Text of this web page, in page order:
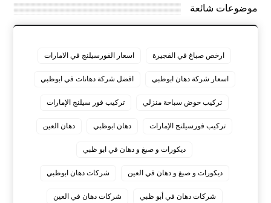
موضوعات شائعة
ارخص صباغ في الفجيرة اسعار الفورسيلنج في الامارات
اسعار شركة دهان ابوظبي افضل شركة دهانات في ابوظبي
تركيب حوض سباحة منزلي تركيب فور سيلنج الإمارات
تركيب فورسيلنج الإمارات دهان ابوظبي دهان العين
ديكورات و صبغ و دهان في ابو ظبي
ديكورات و صبغ و دهان في العين شركات دهان ابوظبي
شركات دهان في أبو ظبي شركات دهان في العين